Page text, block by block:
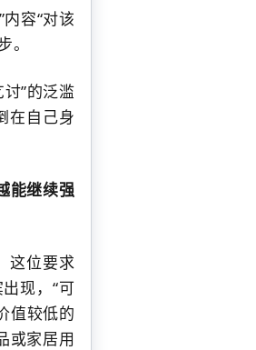
容“对该
”的泛滥
在自己身
能继续强
这位要求
现，“可
值较低的
或家居用